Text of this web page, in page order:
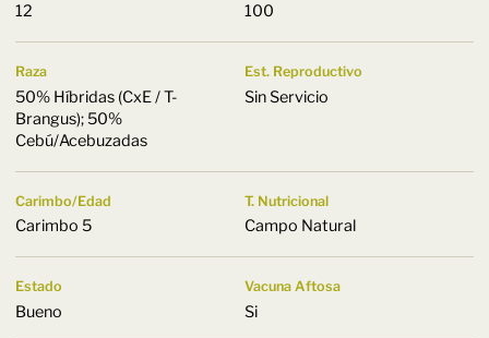
12 100
Raza
50% Híbridas (CxE / T-
Brangus); 50%
Cebú/Acebuzadas
Est. Reproductivo
Sin Servicio
Carimbo/Edad
Carimbo 5
T. Nutricional
Campo Natural
Estado
Bueno
Vacuna Aftosa
Si